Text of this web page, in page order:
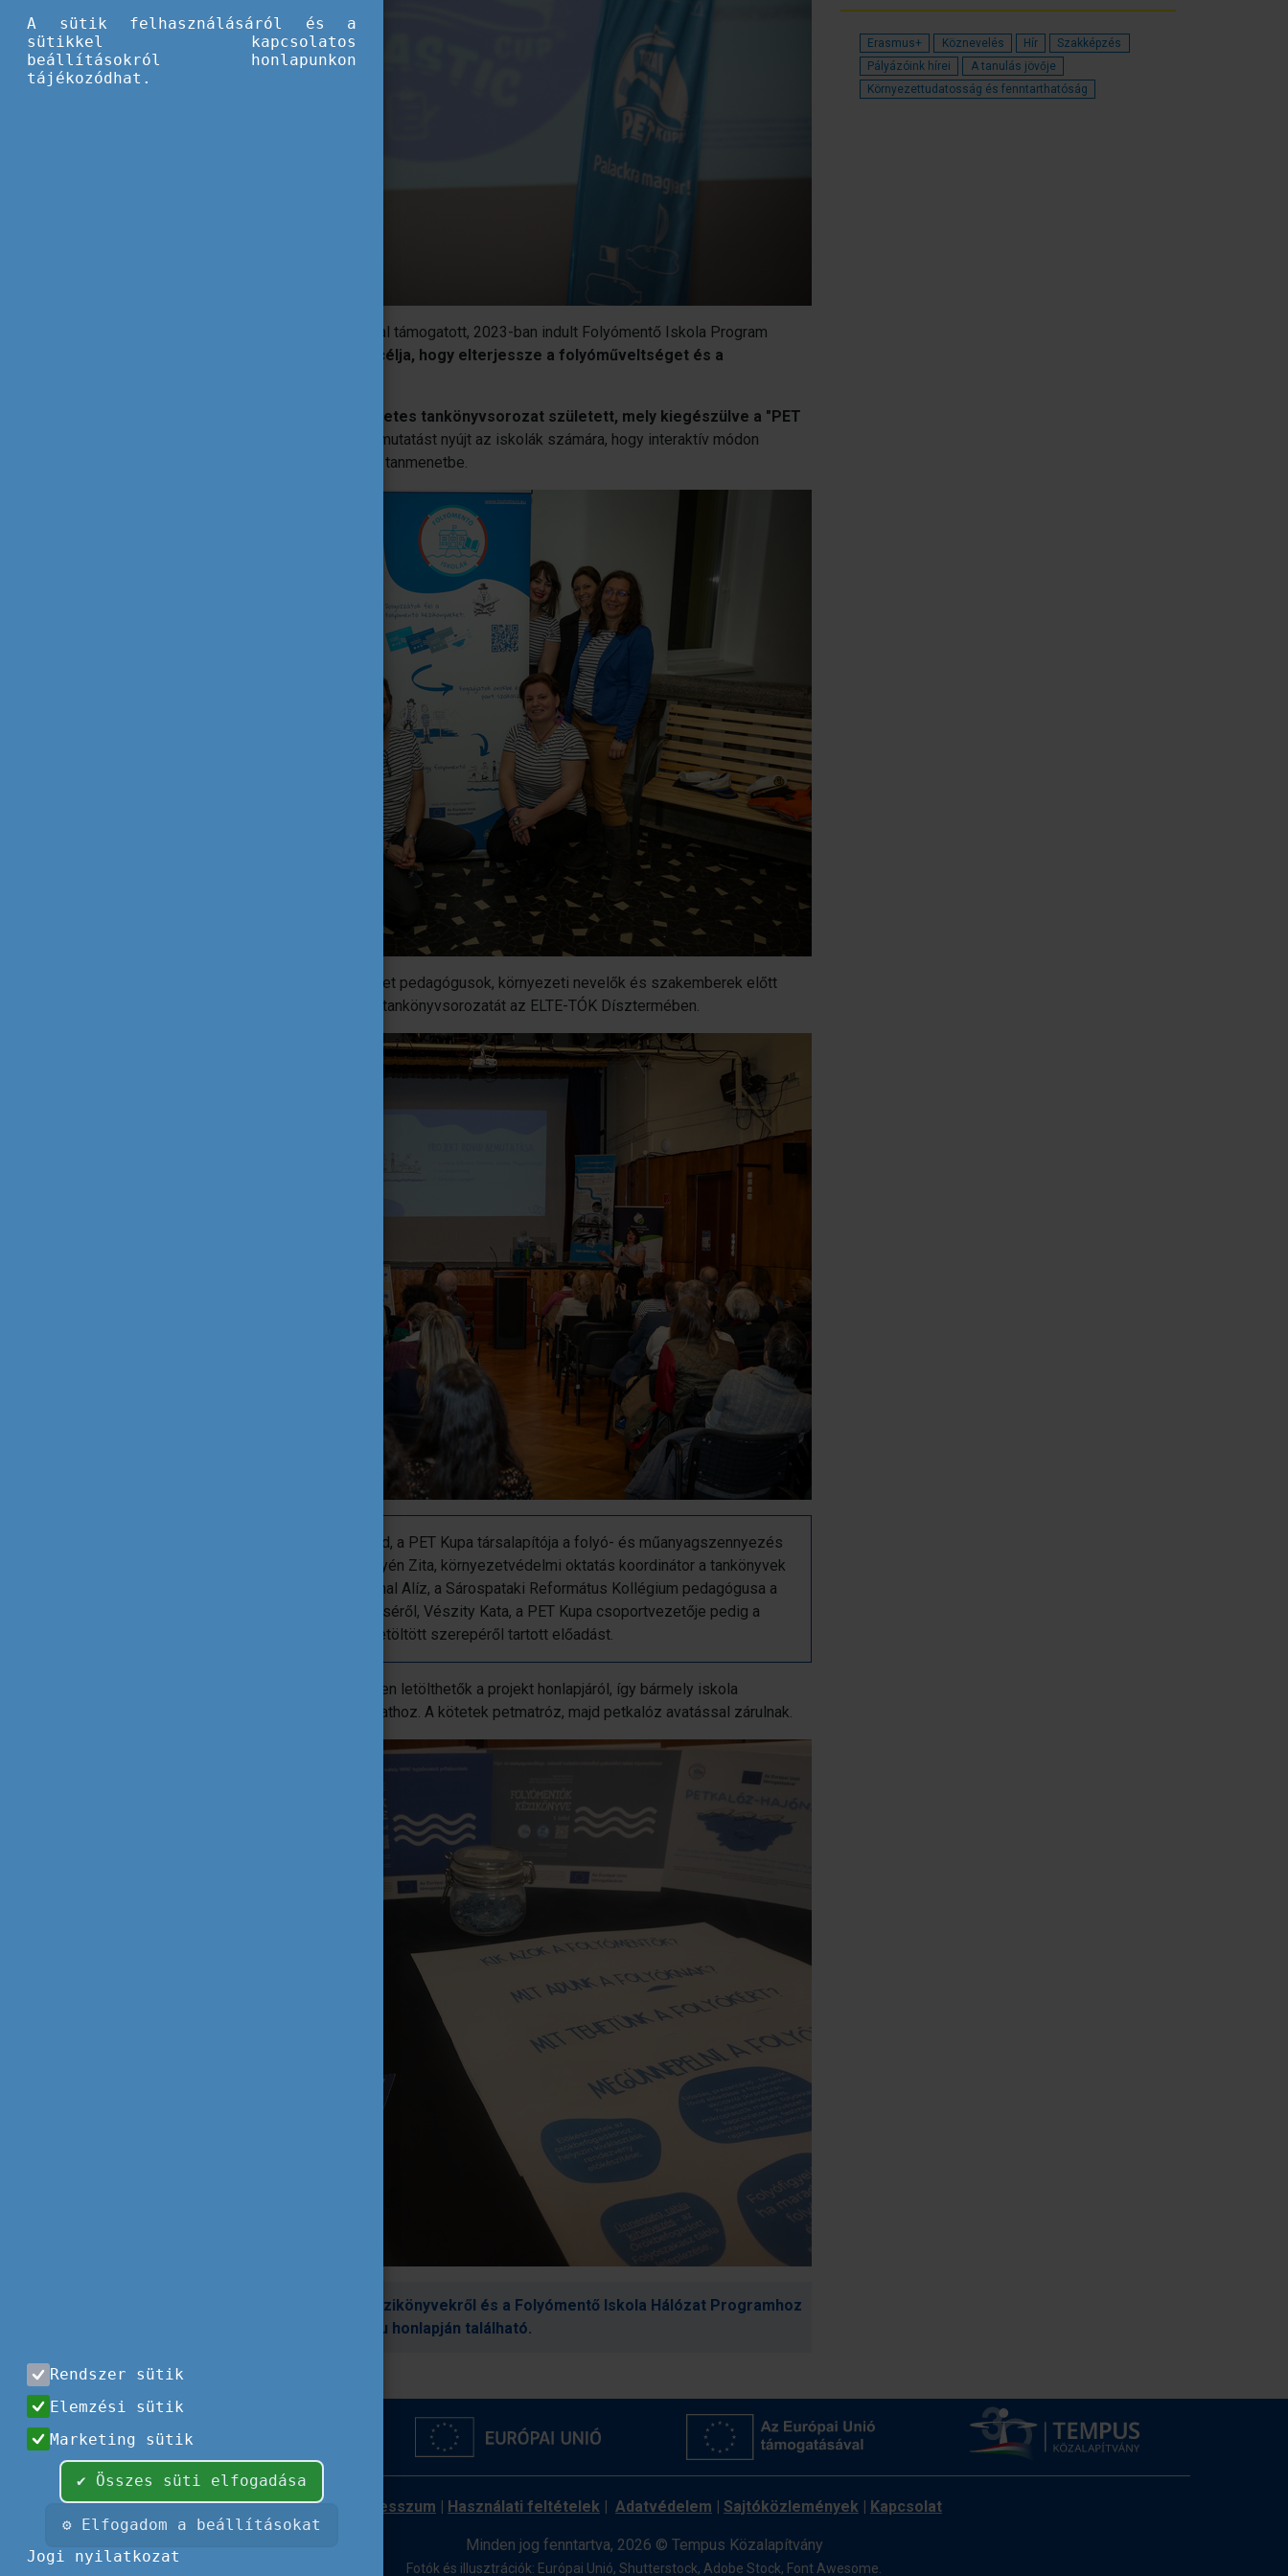
Az Európai Unió Erasmus+ programja által támogatott, 2023-ban indult Folyómentő Iskola Program
célja, hogy elterjessze a folyóműveltséget és a
háromkötetes tankönyvsorozat született, mely kiegészülve a "PET
iránymutatást nyújt az iskolák számára, hogy interaktív módon
építhessék be a folyóvédelem témáját a tanmenetbe.
2025. február 27-én a PET Kupa Egyesület pedagógusok, környezeti nevelők és szakemberek előtt
mutatta be a Folyómentő Iskola Hálózat tankönyvsorozatát az ELTE-TÓK Dísztermében.
A rendezvényen Dr. Molnár Attila Dávid, a PET Kupa társalapítója a folyó- és műanyagszennyezés
globális kihívásairól, Szöllősi-Sebestyén Zita, környezetvédelmi oktatás koordinátor a tankönyvek
tantervbe illesztéséről, Bódiszné Hajnal Alíz, a Sárospataki Református Kollégium pedagógusa a
Folyómentő Iskola gyakorlati működéséről, Vészity Kata, a PET Kupa csoportvezetője pedig a
közösségi tudományok oktatásban betöltött szerepéről tartott előadást.
A tankönyvek és a mesekönyv ingyenesen letölthetők a projekt honlapjáról, így bármely iskola
csatlakozhat a Folyómentő Iskola Hálózathoz. A kötetek petmatróz, majd petkalóz avatással zárulnak.
További információ Folyómentő Kézikönyvekről és a Folyómentő Iskola Hálózat Programhoz
való csatlakozásról a tisztatisza.eu honlapján található.
Erasmus+ Köznevelés Hír
Szakképzés
Pályázóink hírei
A tanulás jövője
Környezettudatosság és fenntarthatóság
Impresszum | Használati feltételek | Adatvédelem | Sajtóközlemények | Kapcsolat
Minden jog fenntartva, 2026 © Tempus Közalapítvány
Fotók és illusztrációk: Európai Unió, Shutterstock, Adobe Stock, Font Awesome.
A sütik felhasználásáról és a
sütikkel kapcsolatos
beállításokról honlapunkon
tájékozódhat.
Rendszer sütik
Elemzési sütik
Marketing sütik
✔ Összes süti elfogadása
⚙ Elfogadom a beállításokat
Jogi nyilatkozat